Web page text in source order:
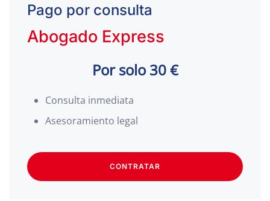
Pago por consulta
Abogado Express
Por solo 30 €
Consulta inmediata
Asesoramiento legal
CONTRATAR